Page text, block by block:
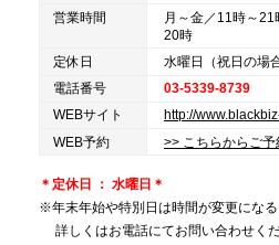
営業時間
月～金／11時～
20時
定休日
水曜日（祝日の場
電話番号
03-5339-8739
WEBサイト
http://
WEB予約
>> こちらからご予
＊定休日 ： 水曜日＊
※年末年始や特別日は時間が変更になる
詳しくはお電話にてお問い合わせくだ